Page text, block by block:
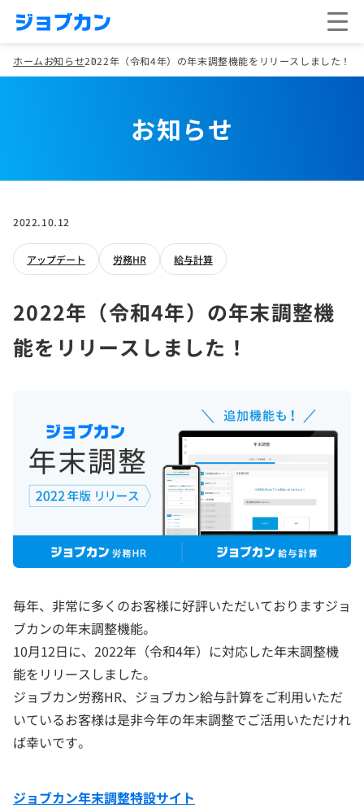
ホームお知らせ2022年（令和4年）の年末調整機能をリリースしました！
お知らせ
2022.10.12
アップデート 労務HR 給与計算
2022年（令和4年）の年末調整機
能をリリースしました！
毎年、非常に多くのお客様に好評いただいておりますジョ
ブカンの年末調整機能。
10月12日に、2022年（令和4年）に対応した年末調整機
能をリリースしました。
ジョブカン労務HR、ジョブカン給与計算をご利用いただ
いているお客様は是非今年の年末調整でご活用いただけれ
ば幸いです。
ジョブカン年末調整特設サイト